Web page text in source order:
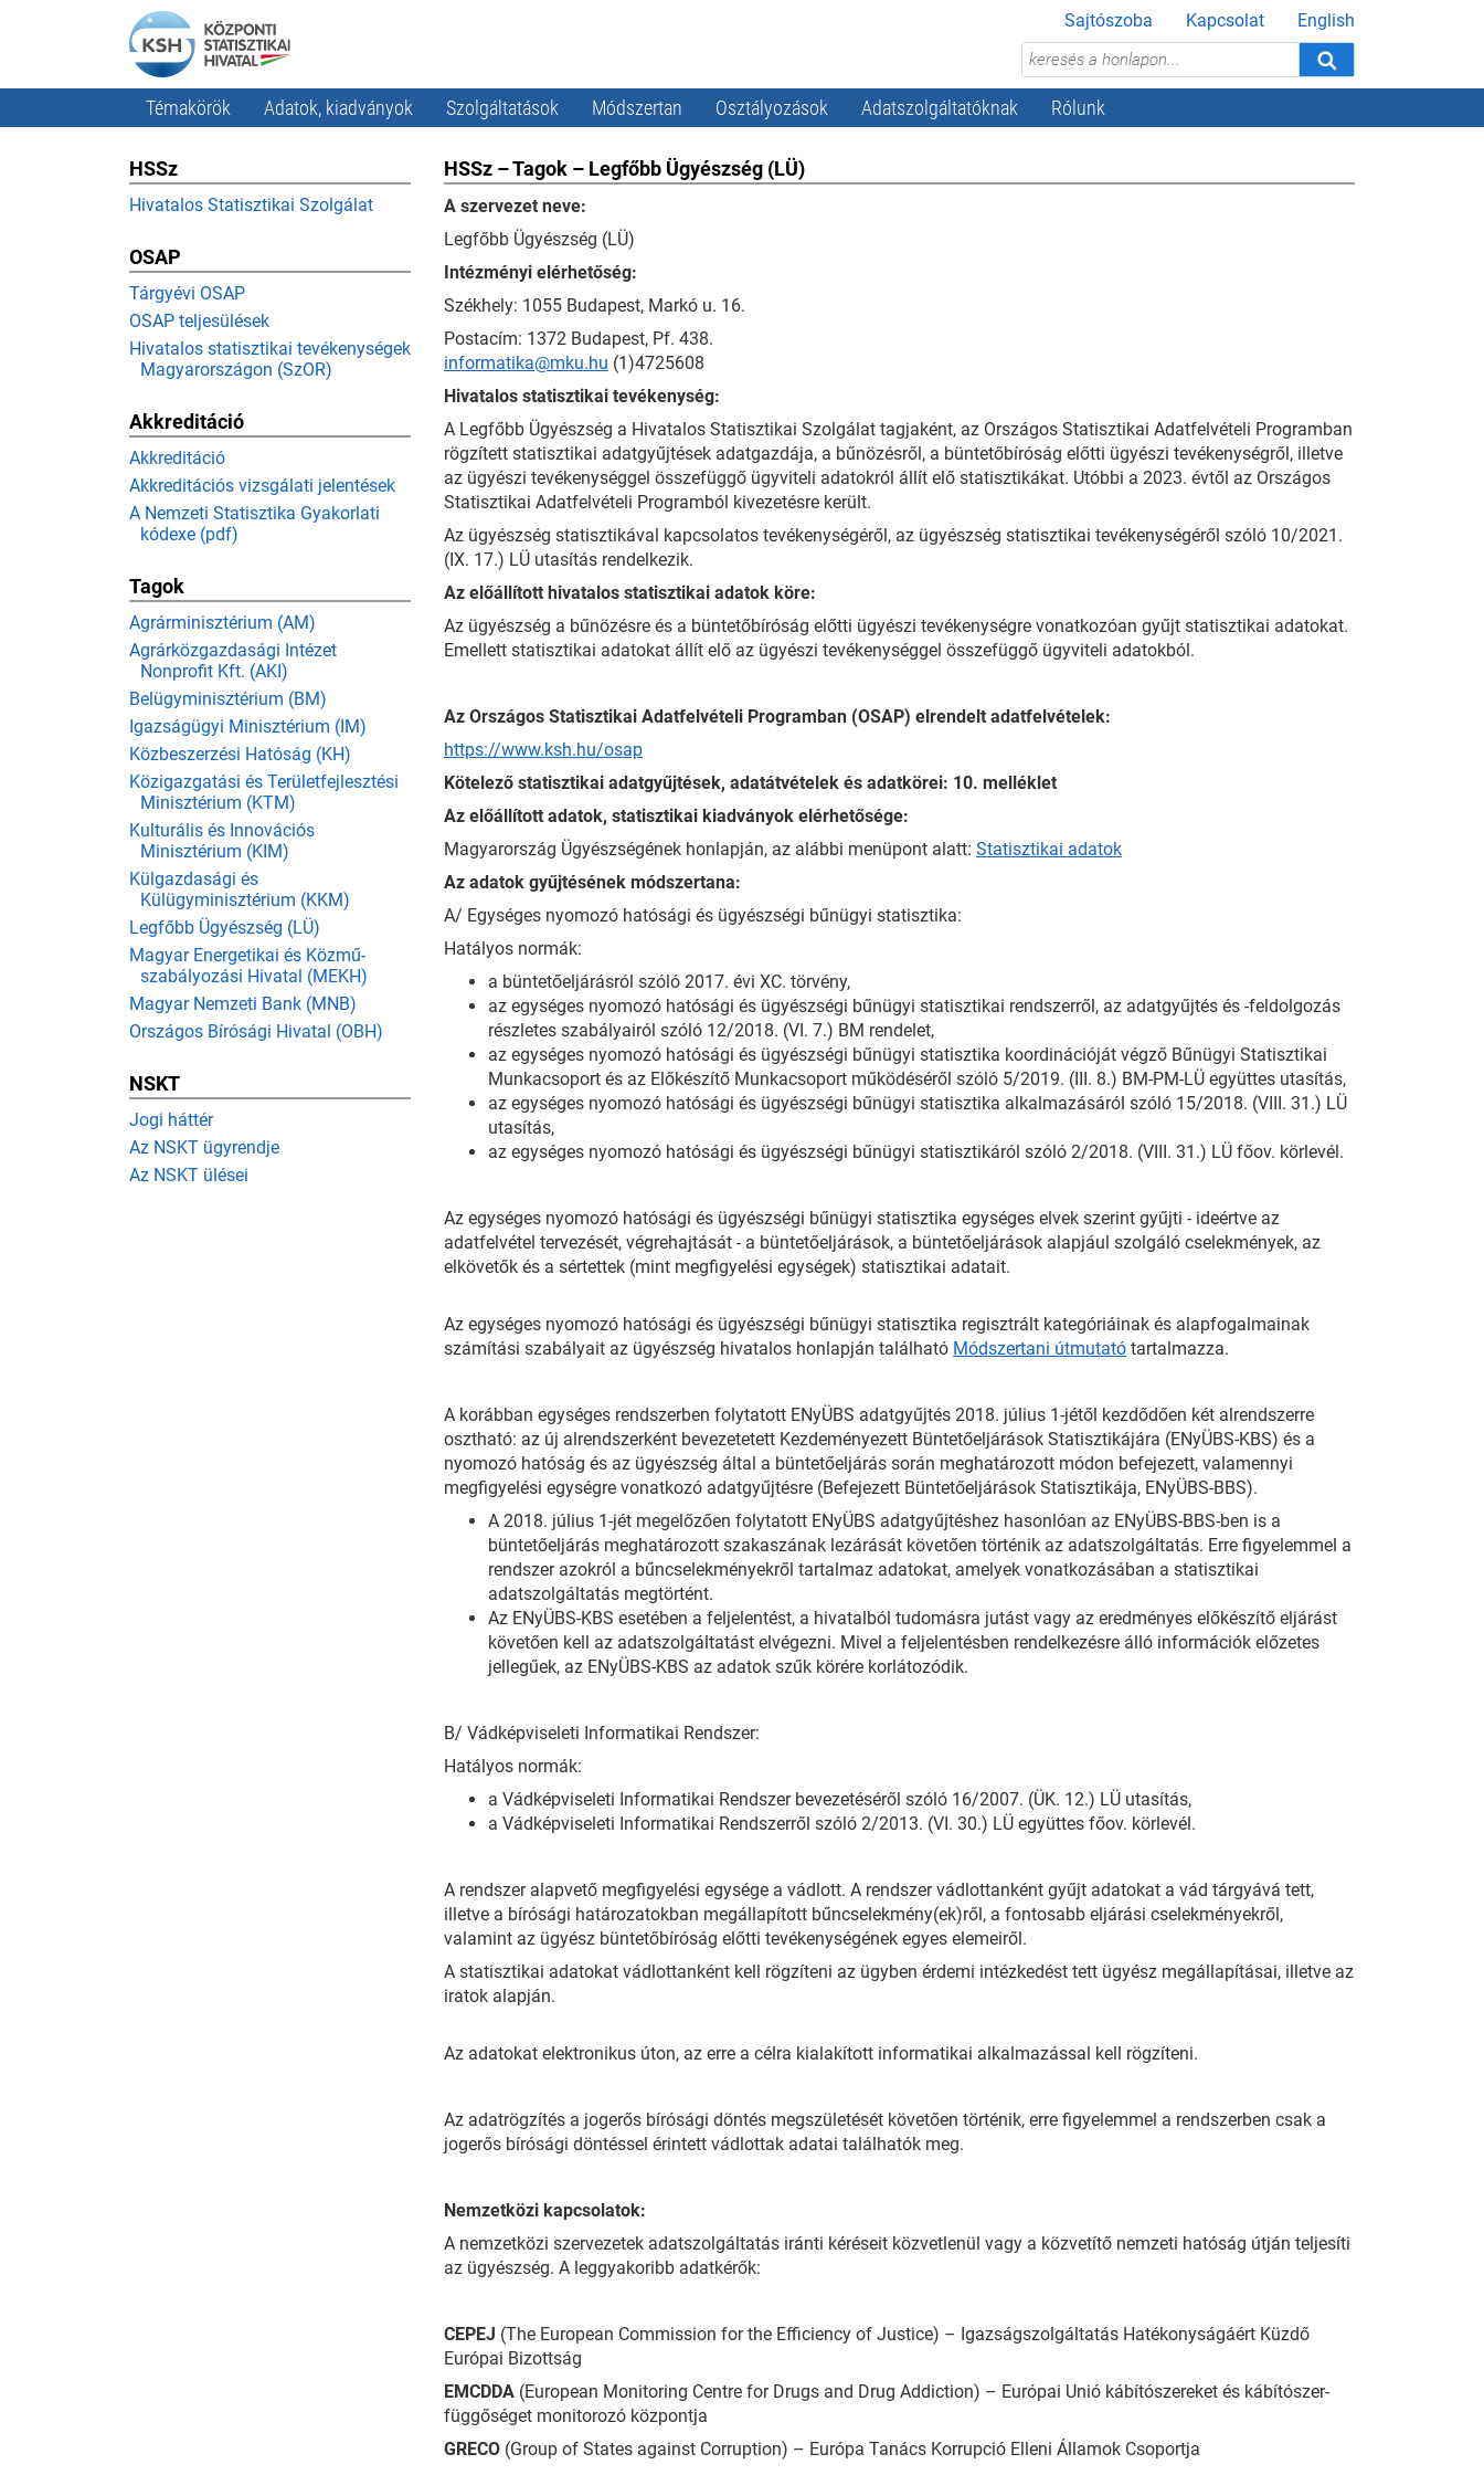
Sajtószoba Kapcsolat English
Témakörök Adatok, kiadványok Szolgáltatások Módszertan Osztályozások Adatszolgáltatóknak Rólunk
HSSz – Tagok – Legfőbb Ügyészség (LÜ)
A szervezet neve:
Legfőbb Ügyészség (LÜ)
Intézményi elérhetőség:
Székhely: 1055 Budapest, Markó u. 16.
Postacím: 1372 Budapest, Pf. 438.
informatika@mku.hu (1)4725608
Hivatalos statisztikai tevékenység:
A Legfőbb Ügyészség a Hivatalos Statisztikai Szolgálat tagjaként, az Országos Statisztikai Adatfelvételi Programban
rögzített statisztikai adatgyűjtések adatgazdája, a bűnözésről, a büntetőbíróság előtti ügyészi tevékenységről, illetve
az ügyészi tevékenységgel összefüggő ügyviteli adatokról állít elő statisztikákat. Utóbbi a 2023. évtől az Országos
Statisztikai Adatfelvételi Programból kivezetésre került.
Az ügyészség statisztikával kapcsolatos tevékenységéről, az ügyészség statisztikai tevékenységéről szóló 10/2021.
(IX. 17.) LÜ utasítás rendelkezik.
Az előállított hivatalos statisztikai adatok köre:
Az ügyészség a bűnözésre és a büntetőbíróság előtti ügyészi tevékenységre vonatkozóan gyűjt statisztikai adatokat.
Emellett statisztikai adatokat állít elő az ügyészi tevékenységgel összefüggő ügyviteli adatokból.
Az Országos Statisztikai Adatfelvételi Programban (OSAP) elrendelt adatfelvételek:
https://www.ksh.hu/osap
Kötelező statisztikai adatgyűjtések, adatátvételek és adatkörei: 10. melléklet
Az előállított adatok, statisztikai kiadványok elérhetősége:
Magyarország Ügyészségének honlapján, az alábbi menüpont alatt: Statisztikai adatok
Az adatok gyűjtésének módszertana:
A/ Egységes nyomozó hatósági és ügyészségi bűnügyi statisztika:
Hatályos normák:
a büntetőeljárásról szóló 2017. évi XC. törvény,
az egységes nyomozó hatósági és ügyészségi bűnügyi statisztikai rendszerről, az adatgyűjtés és -feldolgozás
részletes szabályairól szóló 12/2018. (VI. 7.) BM rendelet,
az egységes nyomozó hatósági és ügyészségi bűnügyi statisztika koordinációját végző Bűnügyi Statisztikai
Munkacsoport és az Előkészítő Munkacsoport működéséről szóló 5/2019. (III. 8.) BM-PM-LÜ együttes utasítás,
az egységes nyomozó hatósági és ügyészségi bűnügyi statisztika alkalmazásáról szóló 15/2018. (VIII. 31.) LÜ
utasítás,
az egységes nyomozó hatósági és ügyészségi bűnügyi statisztikáról szóló 2/2018. (VIII. 31.) LÜ főov. körlevél.
Az egységes nyomozó hatósági és ügyészségi bűnügyi statisztika egységes elvek szerint gyűjti - ideértve az
adatfelvétel tervezését, végrehajtását - a büntetőeljárások, a büntetőeljárások alapjául szolgáló cselekmények, az
elkövetők és a sértettek (mint megfigyelési egységek) statisztikai adatait.
Az egységes nyomozó hatósági és ügyészségi bűnügyi statisztika regisztrált kategóriáinak és alapfogalmainak
számítási szabályait az ügyészség hivatalos honlapján található Módszertani útmutató tartalmazza.
A korábban egységes rendszerben folytatott ENyÜBS adatgyűjtés 2018. július 1-jétől kezdődően két alrendszerre
osztható: az új alrendszerként bevezetetett Kezdeményezett Büntetőeljárások Statisztikájára (ENyÜBS-KBS) és a
nyomozó hatóság és az ügyészség által a büntetőeljárás során meghatározott módon befejezett, valamennyi
megfigyelési egységre vonatkozó adatgyűjtésre (Befejezett Büntetőeljárások Statisztikája, ENyÜBS-BBS).
A 2018. július 1-jét megelőzően folytatott ENyÜBS adatgyűjtéshez hasonlóan az ENyÜBS-BBS-ben is a
büntetőeljárás meghatározott szakaszának lezárását követően történik az adatszolgáltatás. Erre figyelemmel a
rendszer azokról a bűncselekményekről tartalmaz adatokat, amelyek vonatkozásában a statisztikai
adatszolgáltatás megtörtént.
Az ENyÜBS-KBS esetében a feljelentést, a hivatalból tudomásra jutást vagy az eredményes előkészítő eljárást
követően kell az adatszolgáltatást elvégezni. Mivel a feljelentésben rendelkezésre álló információk előzetes
jellegűek, az ENyÜBS-KBS az adatok szűk körére korlátozódik.
B/ Vádképviseleti Informatikai Rendszer:
Hatályos normák:
a Vádképviseleti Informatikai Rendszer bevezetéséről szóló 16/2007. (ÜK. 12.) LÜ utasítás,
a Vádképviseleti Informatikai Rendszerről szóló 2/2013. (VI. 30.) LÜ együttes főov. körlevél.
A rendszer alapvető megfigyelési egysége a vádlott. A rendszer vádlottanként gyűjt adatokat a vád tárgyává tett,
illetve a bírósági határozatokban megállapított bűncselekmény(ek)ről, a fontosabb eljárási cselekményekről,
valamint az ügyész büntetőbíróság előtti tevékenységének egyes elemeiről.
A statisztikai adatokat vádlottanként kell rögzíteni az ügyben érdemi intézkedést tett ügyész megállapításai, illetve az
iratok alapján.
Az adatokat elektronikus úton, az erre a célra kialakított informatikai alkalmazással kell rögzíteni.
Az adatrögzítés a jogerős bírósági döntés megszületését követően történik, erre figyelemmel a rendszerben csak a
jogerős bírósági döntéssel érintett vádlottak adatai találhatók meg.
Nemzetközi kapcsolatok:
A nemzetközi szervezetek adatszolgáltatás iránti kéréseit közvetlenül vagy a közvetítő nemzeti hatóság útján teljesíti
az ügyészség. A leggyakoribb adatkérők:
CEPEJ (The European Commission for the Efficiency of Justice) – Igazságszolgáltatás Hatékonyságáért Küzdő
Európai Bizottság
EMCDDA (European Monitoring Centre for Drugs and Drug Addiction) – Európai Unió kábítószereket és kábítószer-
függőséget monitorozó központja
GRECO (Group of States against Corruption) – Európa Tanács Korrupció Elleni Államok Csoportja
HSSz
Hivatalos Statisztikai Szolgálat
OSAP
Tárgyévi OSAP
OSAP teljesülések
Hivatalos statisztikai tevékenységek
Magyarországon (SzOR)
Akkreditáció
Akkreditáció
Akkreditációs vizsgálati jelentések
A Nemzeti Statisztika Gyakorlati
kódexe (pdf)
Tagok
Agrárminisztérium (AM)
Agrárközgazdasági Intézet
Nonprofit Kft. (AKI)
Belügyminisztérium (BM)
Igazságügyi Minisztérium (IM)
Közbeszerzési Hatóság (KH)
Közigazgatási és Területfejlesztési
Minisztérium (KTM)
Kulturális és Innovációs
Minisztérium (KIM)
Külgazdasági és
Külügyminisztérium (KKM)
Legfőbb Ügyészség (LÜ)
Magyar Energetikai és Közmű-
szabályozási Hivatal (MEKH)
Magyar Nemzeti Bank (MNB)
Országos Bírósági Hivatal (OBH)
NSKT
Jogi háttér
Az NSKT ügyrendje
Az NSKT ülései